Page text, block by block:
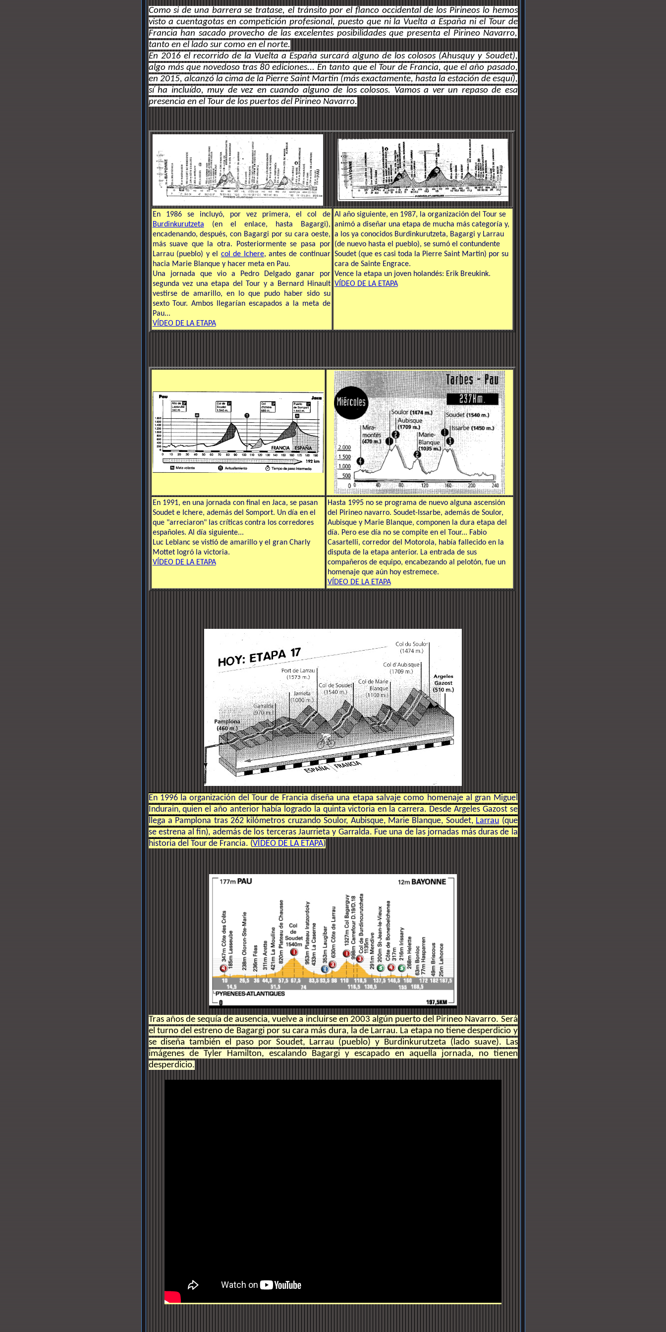
Como si de una barrera se tratase, el tránsito por el flanco occidental de los Pirineos lo hemos
visto a cuentagotas en competición profesional, puesto que ni la Vuelta a España ni el Tour de
Francia han sacado provecho de las excelentes posibilidades que presenta el Pirineo Navarro,
tanto en el lado sur como en el norte.
En 2016 el recorrido de la Vuelta a España surcará alguno de los colosos (Ahusquy y Soudet),
algo más que novedoso tras 80 ediciones... En tanto que el Tour de Francia, que el año pasado,
en 2015, alcanzó la cima de la Pierre Saint Martin (más exactamente, hasta la estación de esquí),
sí ha incluído, muy de vez en cuando alguno de los colosos. Vamos a ver un repaso de esa
presencia en el Tour de los puertos del Pirineo Navarro.
En 1986 se incluyó, por vez primera, el col de
Burdinkurutzeta (en el enlace, hasta Bagargi),
encadenando, después, con Bagargi por su cara oeste,
más suave que la otra. Posteriormente se pasa por
Larrau (pueblo) y el col de Ichere, antes de continuar
hacia Marie Blanque y hacer meta en Pau.
Una jornada que vio a Pedro Delgado ganar por
segunda vez una etapa del Tour y a Bernard Hinault
vestirse de amarillo, en lo que pudo haber sido su
sexto Tour. Ambos llegarían escapados a la meta de
Pau...
VÍDEO DE LA ETAPA
Al año siguiente, en 1987, la organización del Tour se
animó a diseñar una etapa de mucha más categoría y,
a los ya conocidos Burdinkurutzeta, Bagargi y Larrau
(de nuevo hasta el pueblo), se sumó el contundente
Soudet (que es casi toda la Pierre Saint Martin) por su
cara de Sainte Engrace.
Vence la etapa un joven holandés: Erik Breukink.
VÍDEO DE LA ETAPA
En 1991, en una jornada con final en Jaca, se pasan
Soudet e Ichere, además del Somport. Un día en el
que "arreciaron" las críticas contra los corredores
españoles. Al día siguiente...
Luc Leblanc se vistió de amarillo y el gran Charly
Mottet logró la victoria.
VÍDEO DE LA ETAPA
Hasta 1995 no se programa de nuevo alguna ascensión
del Pirineo navarro. Soudet-Issarbe, además de Soulor,
Aubisque y Marie Blanque, componen la dura etapa del
día. Pero ese día no se compite en el Tour... Fabio
Casartelli, corredor del Motorola, había fallecido en la
disputa de la etapa anterior. La entrada de sus
compañeros de equipo, encabezando al pelotón, fue un
homenaje que aún hoy estremece.
VÍDEO DE LA ETAPA
En 1996 la organización del Tour de Francia diseña una etapa salvaje como homenaje al gran Miguel
Indurain, quien el año anterior había logrado la quinta victoria en la carrera. Desde Argeles Gazost se
llega a Pamplona tras 262 kilómetros cruzando Soulor, Aubisque, Marie Blanque, Soudet, Larrau (que
se estrena al fin), además de los terceras Jaurrieta y Garralda. Fue una de las jornadas más duras de la
historia del Tour de Francia. (VÍDEO DE LA ETAPA)
Tras años de sequía de ausencia, vuelve a incluirse en 2003 algún puerto del Pirineo Navarro. Será
el turno del estreno de Bagargi por su cara más dura, la de Larrau. La etapa no tiene desperdicio y
se diseña también el paso por Soudet, Larrau (pueblo) y Burdinkurutzeta (lado suave). Las
imágenes de Tyler Hamilton, escalando Bagargi y escapado en aquella jornada, no tienen
desperdicio.